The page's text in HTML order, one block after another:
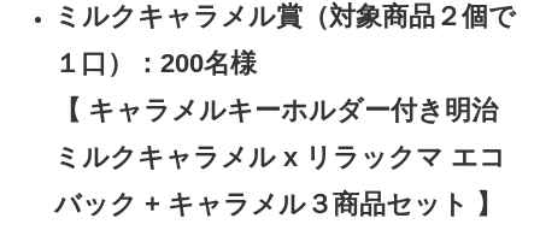
ミルクキャラメル賞（対象商品２個で
１口）：200名様
【 キャラメルキーホルダー付き明治
ミルクキャラメル x リラックマ エコ
バック + キャラメル３商品セット 】